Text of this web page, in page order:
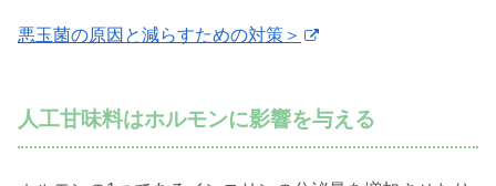
悪玉菌の原因と減らすための対策＞
人工甘味料はホルモンに影響を与える